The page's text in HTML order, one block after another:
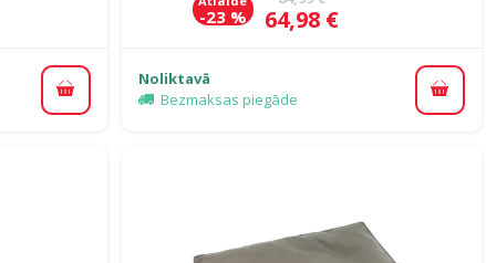
Pievienot grozam
Cena
64,98 €
-23 %
Noliktavā
Bezmaksas piegāde